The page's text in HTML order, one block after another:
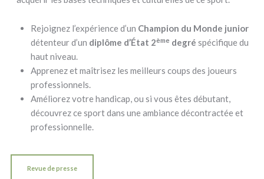
Rejoignez l’expérience d’un Champion du Monde junior
détenteur d’un diplôme d’État 2ème degré spécifique du
haut niveau.
Apprenez et maîtrisez les meilleurs coups des joueurs
professionnels.
Améliorez votre handicap, ou si vous êtes débutant,
découvrez ce sport dans une ambiance décontractée et
professionnelle.
Revue de presse